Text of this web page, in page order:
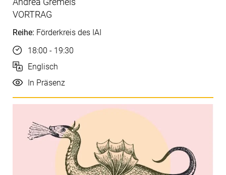
VORTRAG
Reihe: Förderkreis des IAI
Uhrzeit
18:00 - 19:30
Sprache
Englisch
Durchführung
In Präsenz